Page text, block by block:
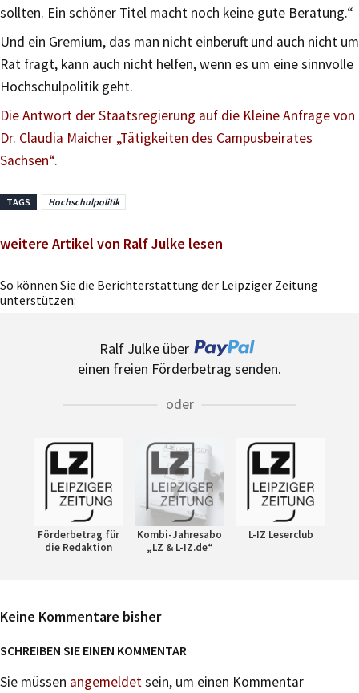
sollten. Ein schöner Titel macht noch keine gute Beratung.“
Und ein Gremium, das man nicht einberuft und auch nicht um
Rat fragt, kann auch nicht helfen, wenn es um eine sinnvolle
Hochschulpolitik geht.
Die Antwort der Staatsregierung auf die Kleine Anfrage von
Dr. Claudia Maicher „Tätigkeiten des Campusbeirates
Sachsen“.
TAGS Hochschulpolitik
weitere Artikel von Ralf Julke lesen
So können Sie die Berichterstattung der Leipziger Zeitung
unterstützen:
Ralf Julke über
einen freien Förderbetrag senden.
oder
Förderbetrag für
die Redaktion
Kombi-Jahresabo
„LZ & L-IZ.de“
L-IZ Leserclub
Keine Kommentare bisher
SCHREIBEN SIE EINEN KOMMENTAR
Sie müssen angemeldetsein, um einen Kommentar